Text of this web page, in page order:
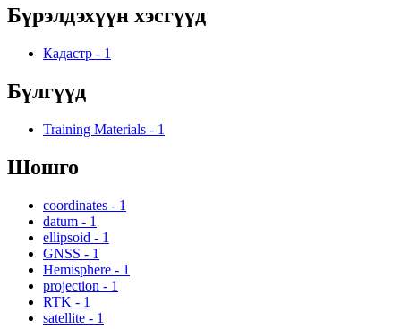
Бүрэлдэхүүн хэсгүүд
Кадастр - 1
Бүлгүүд
Training Materials - 1
Шошго
coordinates - 1
datum - 1
ellipsoid - 1
GNSS - 1
Hemisphere - 1
projection - 1
RTK - 1
satellite - 1